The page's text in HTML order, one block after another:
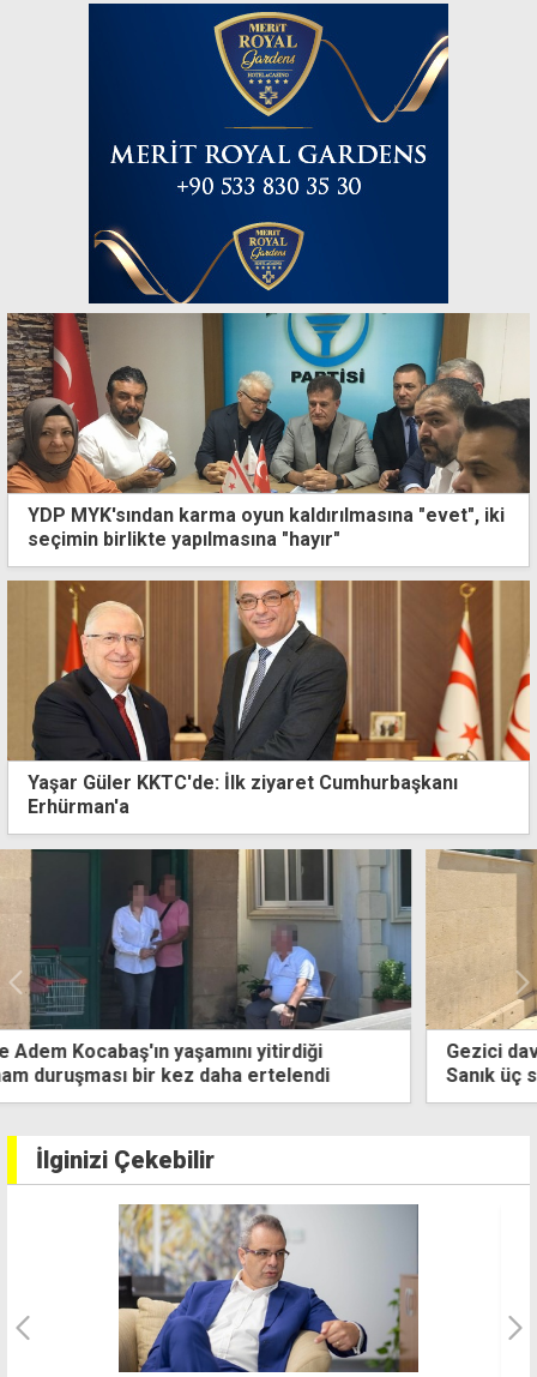
YDP MYK'sından karma oyun kaldırılmasına "evet", iki
seçimin birlikte yapılmasına "hayır"
Yaşar Güler KKTC'de: İlk ziyaret Cumhurbaşkanı
Erhürman'a
Gezici davasında karar öğleden sonra açıklanacak:
Sanık üç suçtan mahkum edildi
İlginizi Çekebilir